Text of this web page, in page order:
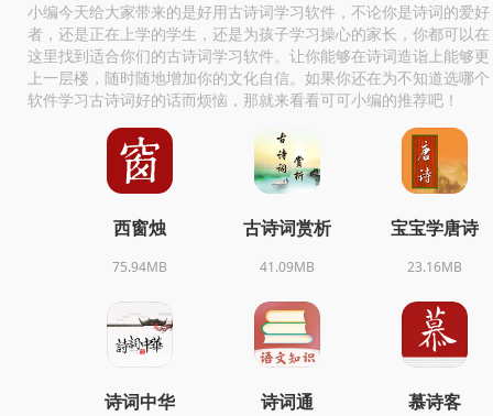
小编今天给大家带来的是好用古诗词学习软件，不论你是诗词的爱好
者，还是正在上学的学生，还是为孩子学习操心的家长，你都可以在
这里找到适合你们的古诗词学习软件。让你能够在诗词造诣上能够更
上一层楼，随时随地增加你的文化自信。如果你还在为不知道选哪个
软件学习古诗词好的话而烦恼，那就来看看可可小编的推荐吧！
西窗烛
75.94MB
古诗词赏析
41.09MB
宝宝学唐诗
23.16MB
诗词中华 诗词通 慕诗客